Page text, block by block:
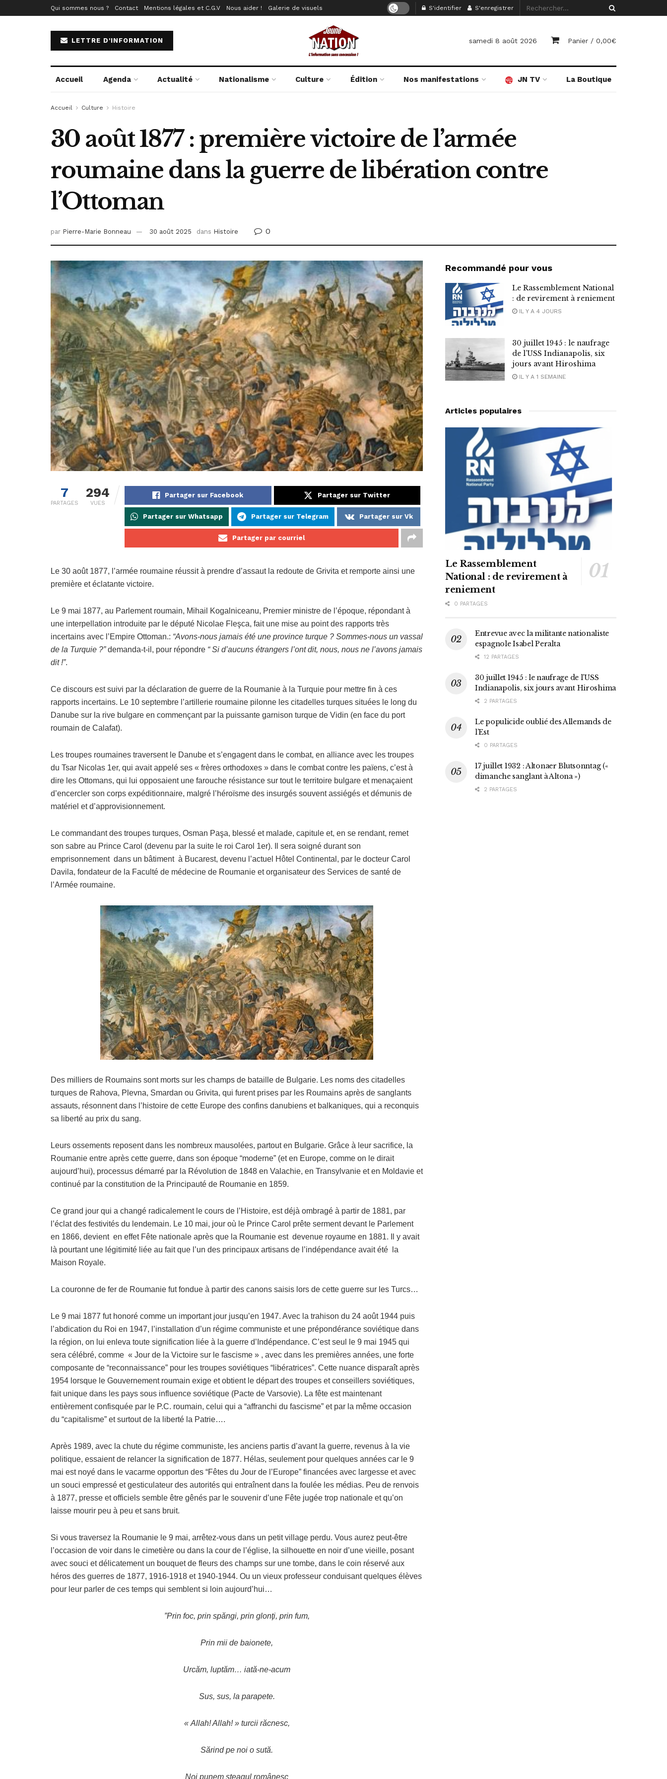
Qui sommes nous ? Contact Mentions légales et C.G.V Nous aider ! Galerie de visuels S'identifier S'enregistrer
LETTRE D'INFORMATION samedi 8 août 2026 Panier / 0,00€
Accueil Agenda Actualité Nationalisme Culture Édition Nos manifestations JN TV La Boutique
Accueil Culture Histoire
30 août 1877 : première victoire de l’armée
roumaine dans la guerre de libération contre
l’Ottoman
par Pierre-Marie Bonneau 30 août 2025 dans Histoire 0
7
PARTAGES
294
VUES
Partager sur Facebook Partager sur Twitter
Partager sur Whatsapp Partager sur Telegram Partager sur Vk
Partager par courriel
Le 30 août 1877, l’armée roumaine réussit à prendre d’assaut la redoute de Grivita et remporte ainsi une
première et éclatante victoire.
Le 9 mai 1877, au Parlement roumain, Mihail Kogalniceanu, Premier ministre de l’époque, répondant à
une interpellation introduite par le député Nicolae Fleşca, fait une mise au point des rapports très
incertains avec l’Empire Ottoman.: “Avons-nous jamais été une province turque ? Sommes-nous un vassal
de la Turquie ?”demanda-t-il, pour répondre “ Si d’aucuns étrangers l’ont dit, nous, nous ne l’avons jamais
dit !”.
Ce discours est suivi par la déclaration de guerre de la Roumanie à la Turquie pour mettre fin à ces
rapports incertains. Le 10 septembre l’artillerie roumaine pilonne les citadelles turques situées le long du
Danube sur la rive bulgare en commençant par la puissante garnison turque de Vidin (en face du port
roumain de Calafat).
Les troupes roumaines traversent le Danube et s’engagent dans le combat, en alliance avec les troupes
du Tsar Nicolas 1er, qui avait appelé ses « frères orthodoxes » dans le combat contre les païens, c’est à
dire les Ottomans, qui lui opposaient une farouche résistance sur tout le territoire bulgare et menaçaient
d’encercler son corps expéditionnaire, malgré l’héroïsme des insurgés souvent assiégés et démunis de
matériel et d’approvisionnement.
Le commandant des troupes turques, Osman Paşa, blessé et malade, capitule et, en se rendant, remet
son sabre au Prince Carol (devenu par la suite le roi Carol 1er). Il sera soigné durant son
emprisonnement dans un bâtiment à Bucarest, devenu l’actuel Hôtel Continental, par le docteur Carol
Davila, fondateur de la Faculté de médecine de Roumanie et organisateur des Services de santé de
l’Armée roumaine.
Des milliers de Roumains sont morts sur les champs de bataille de Bulgarie. Les noms des citadelles
turques de Rahova, Plevna, Smardan ou Grivita, qui furent prises par les Roumains après de sanglants
assauts, résonnent dans l’histoire de cette Europe des confins danubiens et balkaniques, qui a reconquis
sa liberté au prix du sang.
Leurs ossements reposent dans les nombreux mausolées, partout en Bulgarie. Grâce à leur sacrifice, la
Roumanie entre après cette guerre, dans son époque “moderne” (et en Europe, comme on le dirait
aujourd’hui), processus démarré par la Révolution de 1848 en Valachie, en Transylvanie et en Moldavie et
continué par la constitution de la Principauté de Roumanie en 1859.
Ce grand jour qui a changé radicalement le cours de l’Histoire, est déjà ombragé à partir de 1881, par
l’éclat des festivités du lendemain. Le 10 mai, jour où le Prince Carol prête serment devant le Parlement
en 1866, devient en effet Fête nationale après que la Roumanie est devenue royaume en 1881. Il y avait
là pourtant une légitimité liée au fait que l’un des principaux artisans de l’indépendance avait été la
Maison Royale.
La couronne de fer de Roumanie fut fondue à partir des canons saisis lors de cette guerre sur les Turcs…
Le 9 mai 1877 fut honoré comme un important jour jusqu’en 1947. Avec la trahison du 24 août 1944 puis
l’abdication du Roi en 1947, l’installation d’un régime communiste et une prépondérance soviétique dans
la région, on lui enleva toute signification liée à la guerre d’Indépendance. C’est seul le 9 mai 1945 qui
sera célébré, comme « Jour de la Victoire sur le fascisme » , avec dans les premières années, une forte
composante de “reconnaissance” pour les troupes soviétiques “libératrices”. Cette nuance disparaît après
1954 lorsque le Gouvernement roumain exige et obtient le départ des troupes et conseillers soviétiques,
fait unique dans les pays sous influence soviétique (Pacte de Varsovie). La fête est maintenant
entièrement confisquée par le P.C. roumain, celui qui a “affranchi du fascisme” et par la même occasion
du “capitalisme” et surtout de la liberté la Patrie….
Après 1989, avec la chute du régime communiste, les anciens partis d’avant la guerre, revenus à la vie
politique, essaient de relancer la signification de 1877. Hélas, seulement pour quelques années car le 9
mai est noyé dans le vacarme opportun des “Fêtes du Jour de l’Europe” financées avec largesse et avec
un souci empressé et gesticulateur des autorités qui entraînent dans la foulée les médias. Peu de renvois
à 1877, presse et officiels semble être gênés par le souvenir d’une Fête jugée trop nationale et qu’on
laisse mourir peu à peu et sans bruit.
Si vous traversez la Roumanie le 9 mai, arrêtez-vous dans un petit village perdu. Vous aurez peut-être
l’occasion de voir dans le cimetière ou dans la cour de l’église, la silhouette en noir d’une vieille, posant
avec souci et délicatement un bouquet de fleurs des champs sur une tombe, dans le coin réservé aux
héros des guerres de 1877, 1916-1918 et 1940-1944. Ou un vieux professeur conduisant quelques élèves
pour leur parler de ces temps qui semblent si loin aujourd’hui…
”Prin foc, prin spăngi, prin glonţi, prin fum,
Prin mii de baionete,
Urcăm, luptăm… iată-ne-acum
Sus, sus, la parapete.
« Allah! Allah! » turcii răcnesc,
Sărind pe noi o sută.
Noi punem steagul românesc
Recommandé pour vous
Le Rassemblement National
: de revirement à reniement
IL Y A 4 JOURS
30 juillet 1945 : le naufrage
de l’USS Indianapolis, six
jours avant Hiroshima
IL Y A 1 SEMAINE
Articles populaires
Le Rassemblement
National : de revirement à
reniement
0 PARTAGES
Entrevue avec la militante nationaliste
espagnole Isabel Peralta
12 PARTAGES
30 juillet 1945 : le naufrage de l’USS
Indianapolis, six jours avant Hiroshima
2 PARTAGES
Le populicide oublié des Allemands de
l’Est
0 PARTAGES
17 juillet 1932 : Altonaer Blutsonntag («
dimanche sanglant à Altona »)
2 PARTAGES